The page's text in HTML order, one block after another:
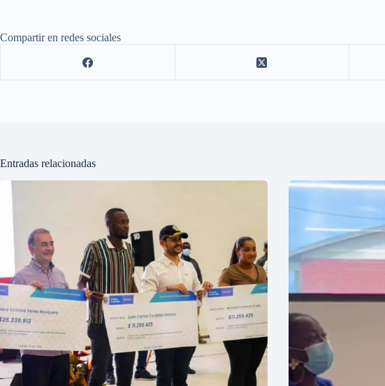
Compartir en redes sociales
Entradas relacionadas